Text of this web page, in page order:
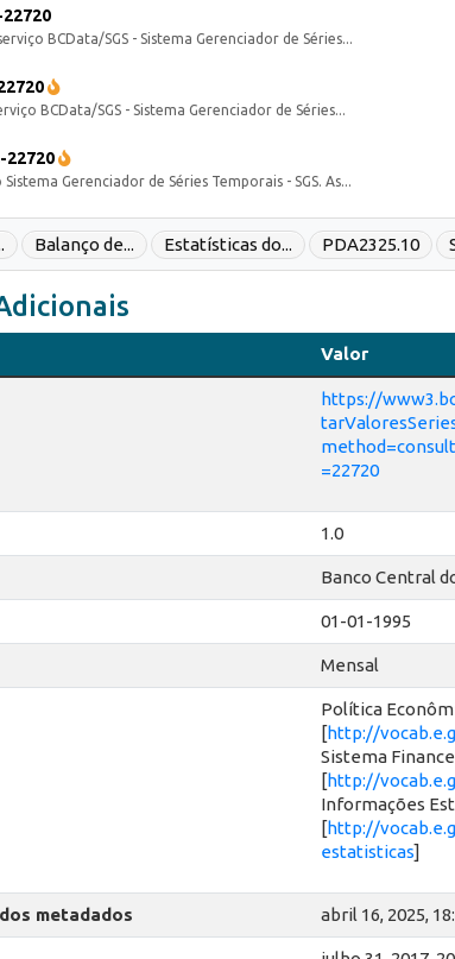
BCData/SGS - Sistema Gerenciador de Séries...
BCData/SGS - Sistema Gerenciador de Séries...
22720
Gerenciador de Séries Temporais - SGS. As...
Balanço de... Estatísticas do... PDA2325.10
Valor
https://
=22720
1.0
Banco Central
01-01-1995
Mensal
Política
[http://
Sistema
[http://
Informações
[http://
estatisticas]
metadados abril 16, 2025,